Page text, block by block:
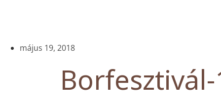
május 19, 2018